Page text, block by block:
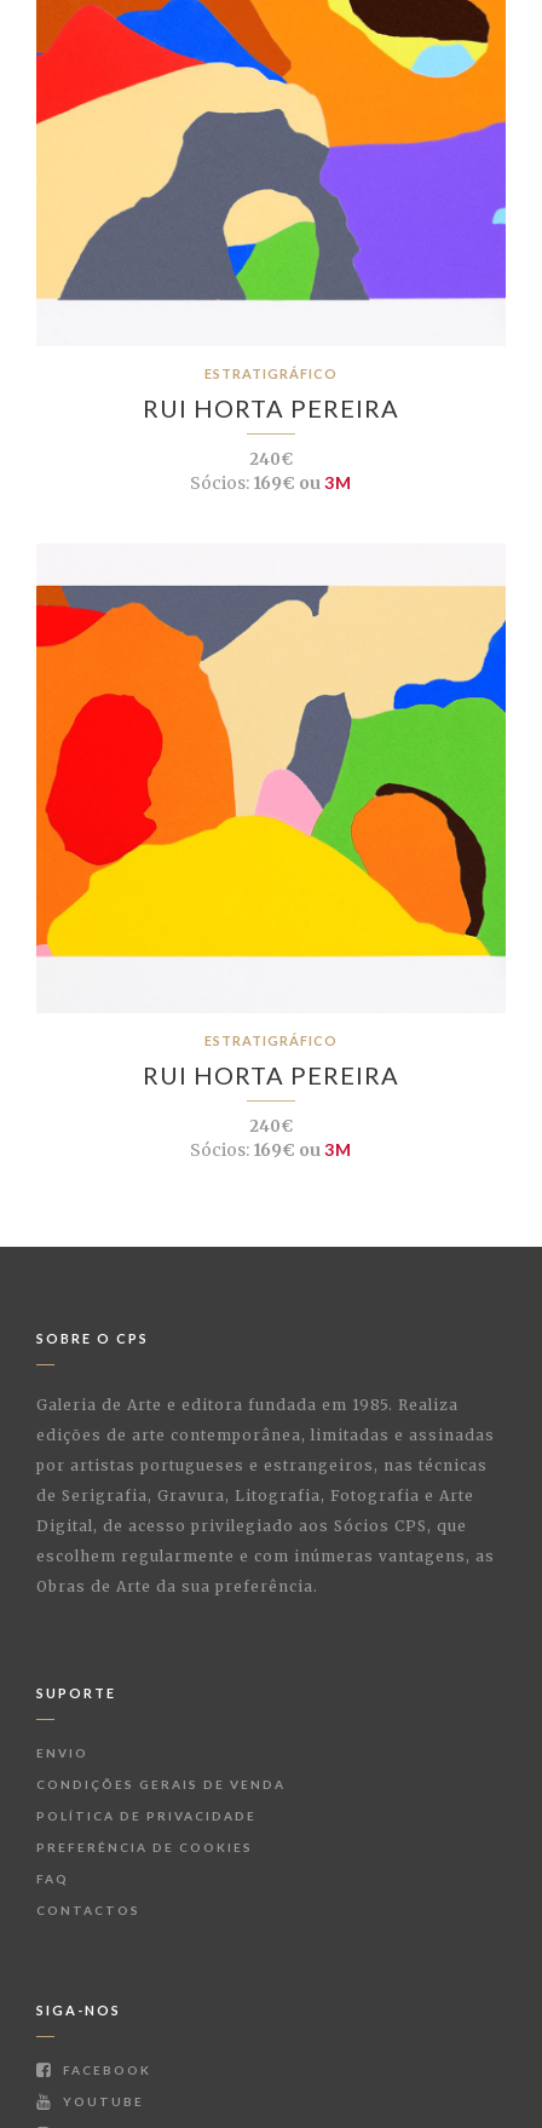
ESTRATIGRÁFICO
RUI HORTA PEREIRA
240€
Sócios: 169€ ou3M
ESTRATIGRÁFICO
RUI HORTA PEREIRA
240€
Sócios: 169€ ou3M
SOBRE O CPS
Galeria de Arte e editora fundada em 1985. Realiza
edições de arte contemporânea, limitadas e assinadas
por artistas portugueses e estrangeiros, nas técnicas
de Serigrafia, Gravura, Litografia, Fotografia e Arte
Digital, de acesso privilegiado aos Sócios CPS, que
escolhem regularmente e com inúmeras vantagens, as
Obras de Arte da sua preferência.
SUPORTE
ENVIO
CONDIÇÕES GERAIS DE VENDA
POLÍTICA DE PRIVACIDADE
PREFERÊNCIA DE COOKIES
FAQ
CONTACTOS
SIGA-NOS
FACEBOOK
YOUTUBE